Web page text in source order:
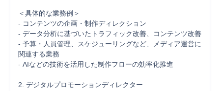
＜具体的な業務例＞
- コンテンツの企画・制作ディレクション
- データ分析に基づいたトラフィック改善、コンテンツ改善
- 予算・人員管理、スケジューリングなど、メディア運営に
関連する業務
- AIなどの技術を活用した制作フローの効率化推進
2. デジタルプロモーションディレクター